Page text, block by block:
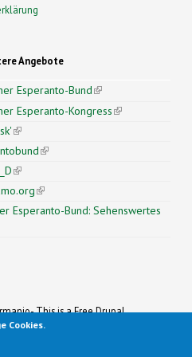
Angebote
Esperanto-Bund(link is
external)
Esperanto-Kongress(link is
(link is external)
(link is external)
(link is external)
(link is external)
Esperanto-Bund: Sehenswertes
This is a Free Drupal
Source Community by
Cookies.